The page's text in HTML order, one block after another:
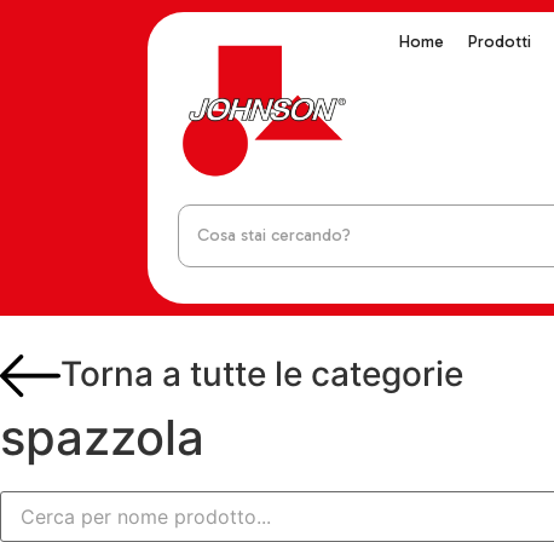
Home Prodotti
Torna a tutte le categorie
spazzola